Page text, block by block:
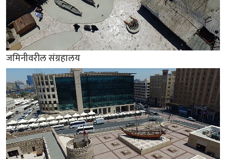
जमिनीवरील संग्रहालय